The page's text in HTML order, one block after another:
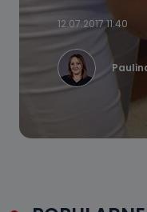
12.07.2017 11:40